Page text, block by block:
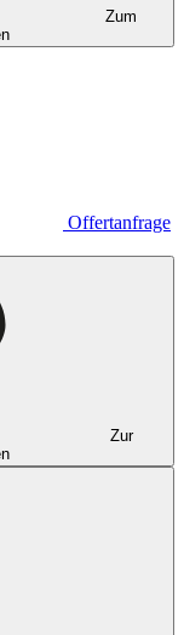
Zum
Offertanfrage
Zur